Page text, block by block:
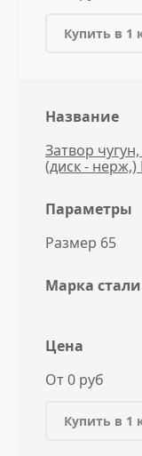
Купить в 1
Название
Затвор
(диск - нерж,)
Параметры
Размер 65
Марка стали
Цена
От 0 руб
Купить в 1